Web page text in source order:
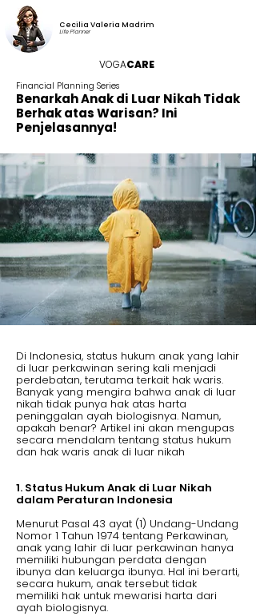
VOGACARE
Cecilia Valeria Madrim
Life Planner
Financial Planning Series
Benarkah Anak di Luar Nikah Tidak
Berhak atas Warisan? Ini
Penjelasannya!
Di Indonesia, status hukum anak yang lahir
di luar perkawinan sering kali menjadi
perdebatan, terutama terkait hak waris.
Banyak yang mengira bahwa anak di luar
nikah tidak punya hak atas harta
peninggalan ayah biologisnya. Namun,
apakah benar? Artikel ini akan mengupas
secara mendalam tentang status hukum
dan hak waris anak di luar nikah
1. Status Hukum Anak di Luar Nikah
dalam Peraturan Indonesia
Menurut Pasal 43 ayat (1) Undang-Undang
Nomor 1 Tahun 1974 tentang Perkawinan,
anak yang lahir di luar perkawinan hanya
memiliki hubungan perdata dengan
ibunya dan keluarga ibunya. Hal ini berarti,
secara hukum, anak tersebut tidak
memiliki hak untuk mewarisi harta dari
ayah biologisnya.